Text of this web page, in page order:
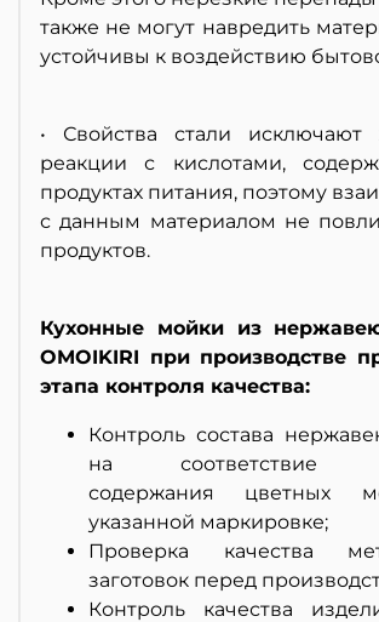
также не могут навредить
устойчивы к воздействию
• Свойства стали исключают
реакции с кислотами,
продуктах питания, поэтому
с данным материалом не
продуктов.
Кухонные мойки из
OMOIKIRI при производстве
этапа контроля качества:
Контроль состава
на соответствие
содержания цветных
указанной маркировке;
Проверка качества
заготовок перед
Контроль качества